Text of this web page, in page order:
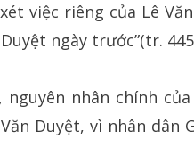
việc riêng của Lê
ngày trước”(tr.
nguyên nhân chính
Duyệt, vì nhân